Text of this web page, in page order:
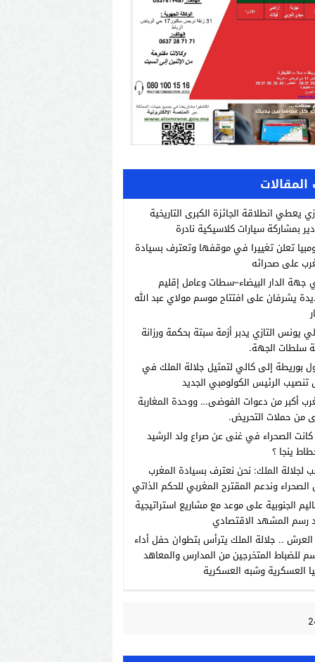
يعطي انطلاقة الجائزة الكبرى التاريخية
بمشاركة سيارات كلاسيكية نادرة
تعلن تغييرا في موقفها وتعترف بسيادة
على صحرائه
جهة الدار البيضاء–سطات وعامل إقليم
يشرفان على افتتاح موسم مولاي عبد الله
يونس التازي يدبر أزمة سبتة بحكمة ورزانة
سلطات الجهة.
بوريطة إلى كالي لتمثيل جلالة الملك في
الرئيس الكولومبي الجديد
أكبر من دعوات الفوضى… ووحدة المغاربة
من حملات التحريض.
الصحراء في غنى عن صراع ولد الرشيد
ينجا ؟
لجلالة الملك: نحن نعترف بسيادة المغرب
وندعم المقترح المغربي للحكم الذاتي
الجنوبية على موعد مع مشاريع استراتيجية
رسم المشهد الاقتصادي
.. جلالة الملك يترأس بتطوان حفل أداء
للضباط المتخرجين من المدارس والمعاهد
العسكرية وشبه العسكرية